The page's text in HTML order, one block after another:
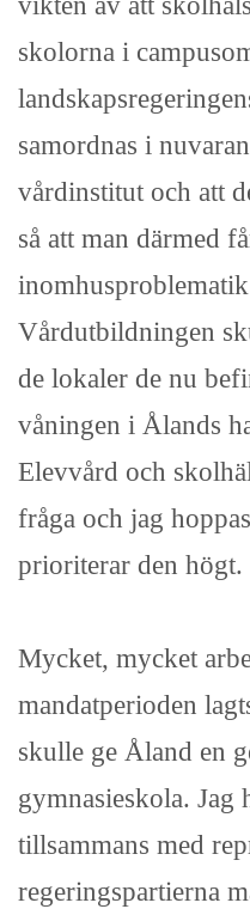
skolorna i
samordnas i
vårdinstitut och att
så att man därmed
Vårdutbildningen
de lokaler de nu
våningen i Ålands
Elevvård och
fråga och jag
prioriterar den högt.
Mycket, mycket
mandatperioden
skulle ge Åland en
gymnasieskola. Jag
tillsammans med
regeringspartierna